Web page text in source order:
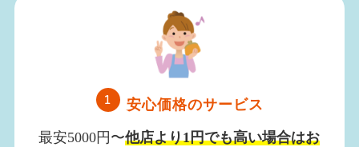
1 安心価格のサービス
最安5000円〜他店より1円でも高い場合はお